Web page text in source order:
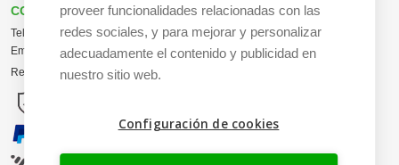
proveer funcionalidades relacionadas con las
redes sociales, y para mejorar y personalizar
adecuadamente el contenido y publicidad en
nuestro sitio web.
Configuración de cookies
CONTACTO
Tel:
+34 665 617 305
Email:
info@creacamisetas.es
Registro y cupones descuento